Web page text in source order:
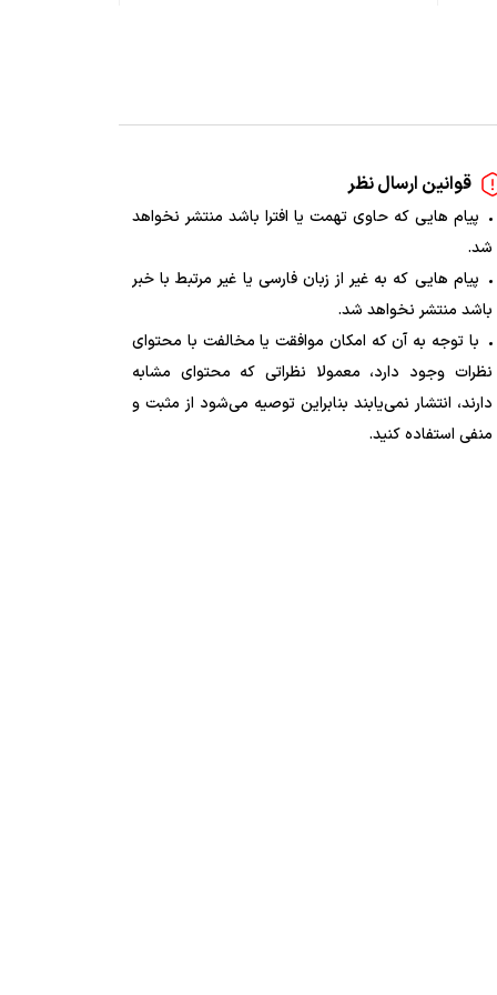
قوانین ارسال نظر
پیام هایی که حاوی تهمت یا افترا باشد منتشر نخواهد
شد.
پیام هایی که به غیر از زبان فارسی یا غیر مرتبط با خبر
باشد منتشر نخواهد شد.
با توجه به آن که امکان موافقت یا مخالفت با محتوای
نظرات وجود دارد، معمولا نظراتی که محتوای مشابه
دارند، انتشار نمی‌یابند بنابراین توصیه می‌شود از مثبت و
منفی استفاده کنید.